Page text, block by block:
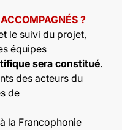
?
le suivi du projet,
équipes
sera constitué.
des acteurs du
de
la Francophonie